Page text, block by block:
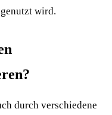
wird.
durch verschiedene